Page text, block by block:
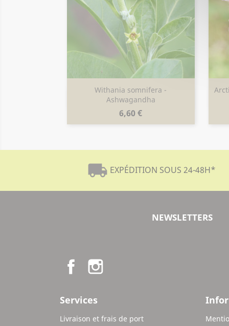
Withania somnifera -
Ashwagandha
Prix
6,60 €
Aperçu rapide
local_shipping EXPÉDITION SOUS 24-48H*
NEWSLETTERS
Facebook
Services
Livraison et frais de port